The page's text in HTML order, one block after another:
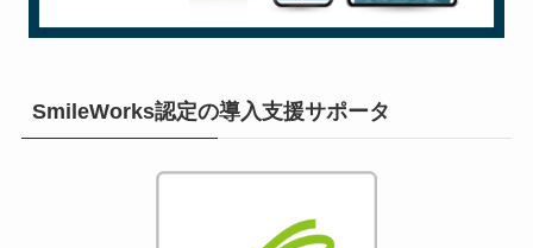
SmileWorks認定の導入支援サポータ